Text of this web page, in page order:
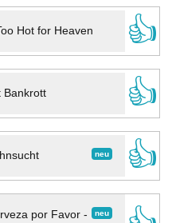
Hot for Heaven
👍
Bankrott
👍
neu
👍
neu
por Favor -